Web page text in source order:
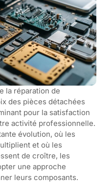
la réparation de
des pièces détachées
pour la satisfaction
activité professionnelle.
évolution, où les
et où les
de croître, les
une approche
leurs composants.